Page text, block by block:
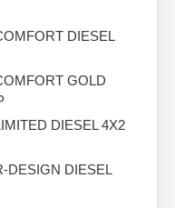
DIESEL
GOLD
DIESEL 4X2
DESIGN DIESEL